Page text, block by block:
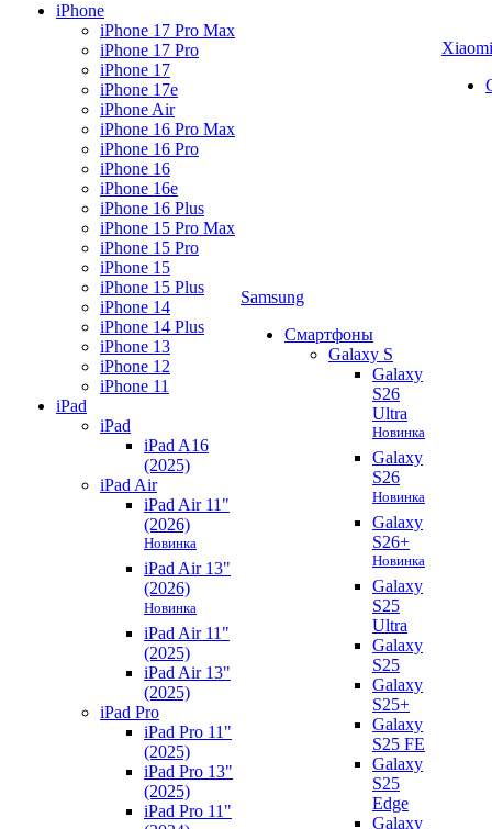
iPhone
iPhone 17 Pro Max
iPhone 17 Pro
iPhone 17
iPhone 17e
iPhone Air
iPhone 16 Pro Max
iPhone 16 Pro
iPhone 16
iPhone 16e
iPhone 16 Plus
iPhone 15 Pro Max
iPhone 15 Pro
iPhone 15
iPhone 15 Plus
iPhone 14
iPhone 14 Plus
iPhone 13
iPhone 12
iPhone 11
iPad
iPad
iPad A16
(2025)
iPad Air
iPad Air 11"
(2026)
Новинка
iPad Air 13"
(2026)
Новинка
iPad Air 11"
(2025)
iPad Air 13"
(2025)
iPad Pro
iPad Pro 11"
(2025)
iPad Pro 13"
(2025)
iPad Pro 11"
Samsung
Смартфоны
Galaxy S
Galaxy
S26
Ultra
Новинка
Galaxy
S26
Новинка
Galaxy
S26+
Новинка
Galaxy
S25
Ultra
Galaxy
S25
Galaxy
S25+
Galaxy
S25 FE
Galaxy
S25
Edge
Galaxy
Xiaomi